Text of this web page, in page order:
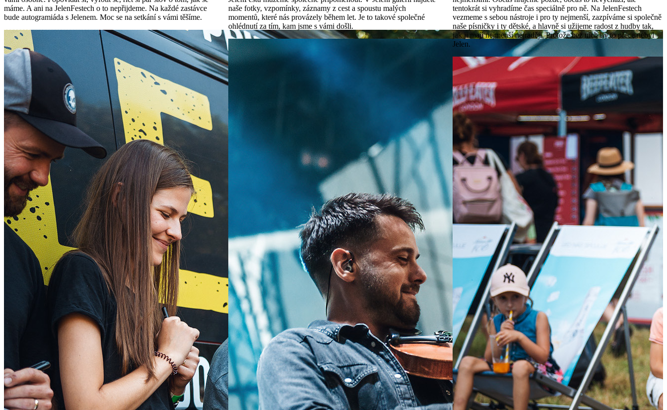
máme. A ani na JelenFestech o to nepřijdeme. Na každé zastávce
bude autogramiáda s Jelenem. Moc se na setkání s vámi těšíme.
naše fotky, vzpomínky, záznamy z cest a spoustu malých
momentů, které nás provázely během let. Je to takové společné
ohlédnutí za tím, kam jsme s vámi došli.
tentokrát si vyhradíme čas speciálně pro ně. Na JelenFestech
vezmeme s sebou nástroje i pro ty nejmenší, zazpíváme si společně
naše písničky i ty dětské, a hlavně si užijeme radost z hudby tak,
jak ji mají nejmenší nejraději. Protože bez nich by to přece nebyl
Jelen.